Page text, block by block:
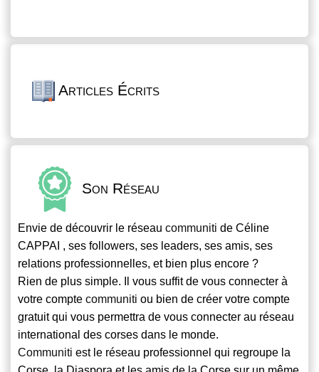
Articles Écrits
Son Réseau
Envie de découvrir le réseau communiti de Céline
CAPPAI , ses followers, ses leaders, ses amis, ses
relations professionnelles, et bien plus encore ?
Rien de plus simple. Il vous suffit de vous connecter à
votre compte communiti ou bien de créer votre compte
gratuit qui vous permettra de vous connecter au réseau
international des corses dans le monde.
Communiti est le réseau professionnel qui regroupe la